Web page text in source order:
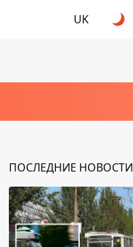
UK
ПОСЛЕДНИЕ НОВОСТИ